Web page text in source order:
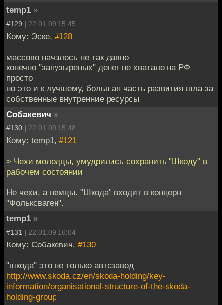
temp1 »
#129 | 22.01.09 15:45
Кому: Эске, #128
массово началось не так давно
конечно "запузыреных" денег не хватало на РФ
просто
но это и к лучшему, большая часть развития шла за
собственные внутренние ресурсы
Собакевич »
#130 | 22.01.09 15:48
Кому: temp1, #121
> Чехи молодцы, умудрились сохранить "Шкоду" в
рабочем состоянии
Не чехи, а немцы. "Шкода" входит в концерн
"Фольксваген".
temp1 »
#131 | 22.01.09 16:04
Кому: Собакевич, #130
"шкода" это не только автозавод
http://www.skoda.cz/en/skoda-holding/key-
information/organisational-structure-of-the-skoda-
holding-group